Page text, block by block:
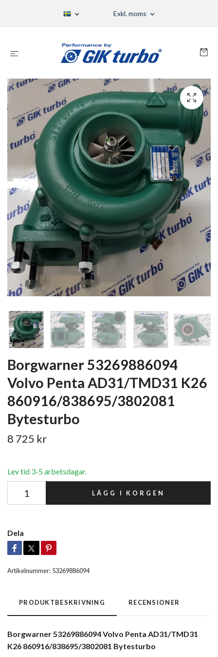
Exkl. moms
Borgwarner 53269886094
Volvo Penta AD31/TMD31 K26
860916/838695/3802081
Bytesturbo
8 725 kr
Lev tid 3-5 arbetsdagar.
LÄGG I KORGEN
Dela
Artikelnummer: 53269886094
PRODUKTBESKRIVNING RECENSIONER
Borgwarner 53269886094 Volvo Penta AD31/TMD31
K26 860916/838695/3802081 Bytesturbo